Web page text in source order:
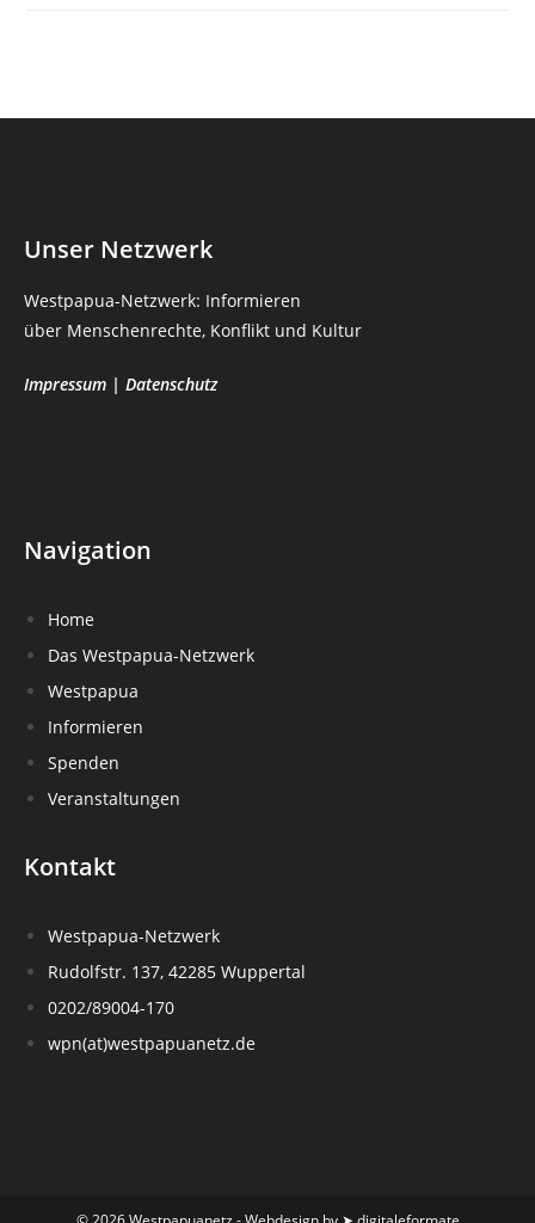
Unser Netzwerk
Westpapua-Netzwerk: Informieren
über Menschenrechte, Konflikt und Kultur
Impressum | Datenschutz
Navigation
Home
Das Westpapua-Netzwerk
Westpapua
Informieren
Spenden
Veranstaltungen
Kontakt
Westpapua-Netzwerk
Rudolfstr. 137, 42285 Wuppertal
0202/89004-170
wpn(at)westpapuanetz.de